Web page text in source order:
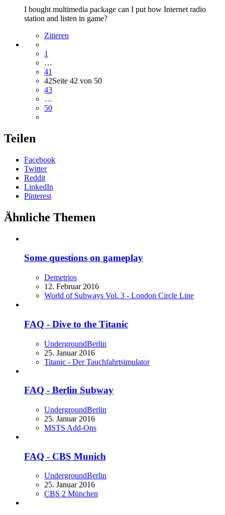
I bought multimedia package can I put how Internet radio
station and listen in game?
Zitieren
1
…
41
42Seite 42 von 50
43
…
50
Teilen
Facebook
Twitter
Reddit
LinkedIn
Pinterest
Ähnliche Themen
Some questions on gameplay
Demetrios
12. Februar 2016
World of Subways Vol. 3 - London Circle Line
FAQ - Dive to the Titanic
UndergroundBerlin
25. Januar 2016
Titanic - Der Tauchfahrtsimulator
FAQ - Berlin Subway
UndergroundBerlin
25. Januar 2016
MSTS Add-Ons
FAQ - CBS Munich
UndergroundBerlin
25. Januar 2016
CBS 2 München